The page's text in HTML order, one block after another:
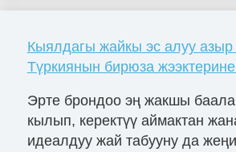
Кыялдагы жайкы эс алуу азыр
Түркиянын бирюза
Эрте брондоо эң жакшы
кылып, керектүү аймактан
идеалдуу жай табууну да